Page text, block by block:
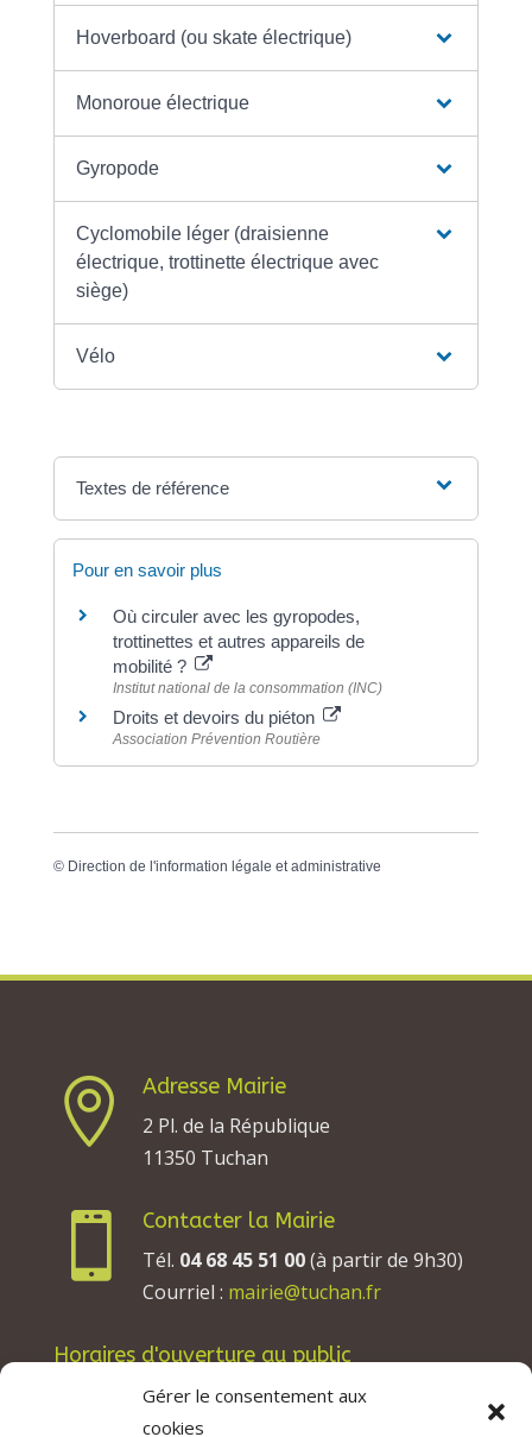
Gérer le consentement aux
cookies
Hoverboard (ou skate électrique)
Monoroue électrique
Gyropode
Cyclomobile léger (draisienne
électrique, trottinette électrique avec
siège)
Vélo
Textes de référence
Pour en savoir plus
Où circuler avec les gyropodes,
trottinettes et autres appareils de
mobilité ?
Institut national de la consommation (INC)
Droits et devoirs du piéton
Association Prévention Routière
© Direction de l'information légale et administrative

Adresse Mairie
2 Pl. de la République
11350 Tuchan

Contacter la Mairie
Tél. 04 68 45 51 00(à partir de 9h30)
Courriel : mairie@tuchan.fr
Horaires d'ouverture au public
Les lundis, mardis et jeudis : de 8h à 12h et de
13h30 à 17h30.